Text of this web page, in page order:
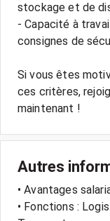
stockage et de
- Capacité à
consignes de
Si vous êtes
ces critères,
maintenant !
Autres
• Avantages
• Fonctions :